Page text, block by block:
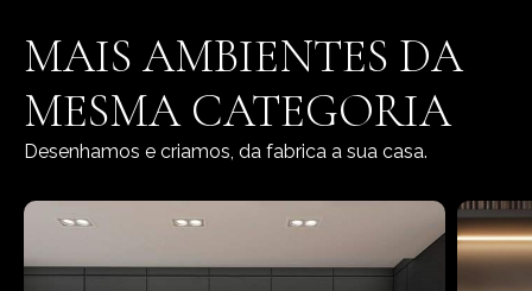
MAIS AMBIENTES DA
MESMA CATEGORIA
Desenhamos e criamos, da fabrica a sua casa.